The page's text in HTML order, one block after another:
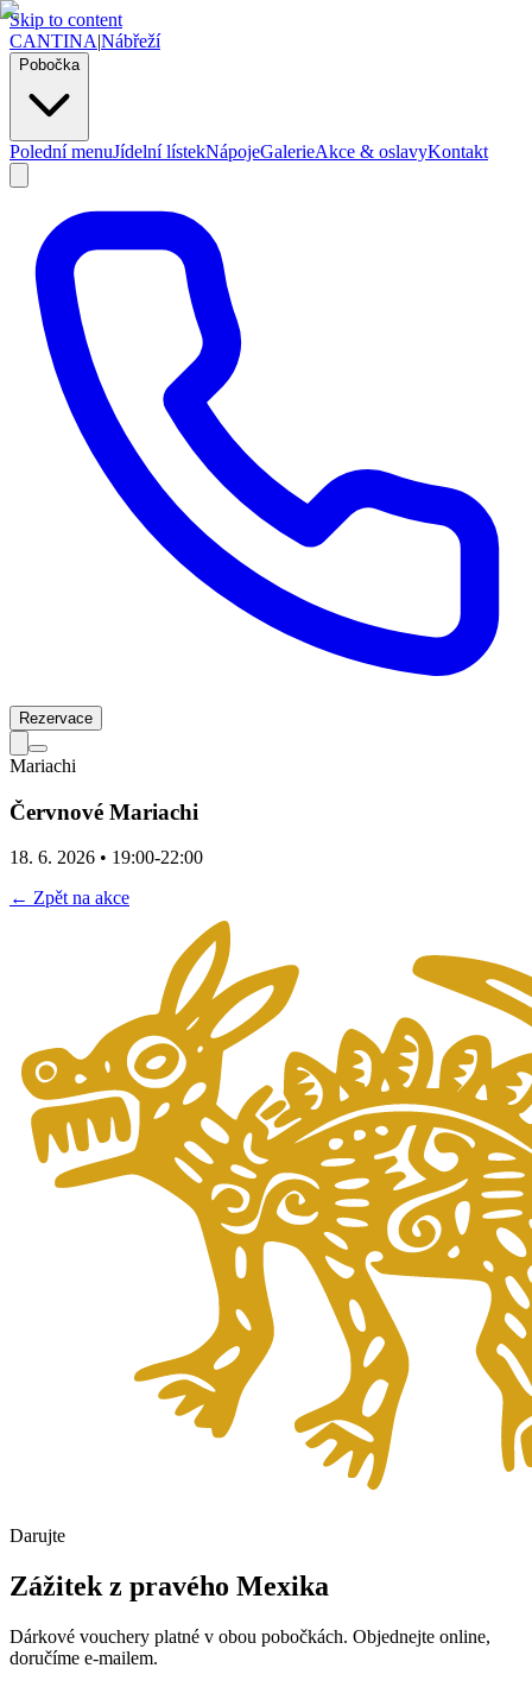
Skip to content
CANTINA|Nábřeží
Pobočka
Polední menuJídelní lístekNápojeGalerieAkce & oslavyKontakt
Rezervace
Mariachi
Červnové Mariachi
18. 6. 2026 • 19:00-22:00
← Zpět na akce
Darujte
Zážitek z pravého Mexika
Dárkové vouchery platné v obou pobočkách. Objednejte online,
doručíme e-mailem.